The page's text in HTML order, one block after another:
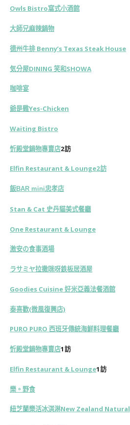
Owls Bistro窩式小酒館
大師兄麻辣鍋物
德州牛排 Benny’s Texas Steak House
気分屋DINING 笑和SHOWA
咖啡宴
爺是雞Yes-Chicken
Waiting Bistro
忻殿堂鍋物專賣店2訪
Elfin Restaurant & Lounge2訪
飯BAR mini忠孝店
Stan & Cat 史丹貓美式餐廳
One Restaurant & Lounge
激安の食事酒場
ラサミヤ拉撒咪呀鉄板居酒屋
Goodies Cuisine 好米亞義法餐酒館
泰喜歡(微風復興店)
PURO PURO 西班牙傳統海鮮料理餐廳
忻殿堂鍋物專賣店1訪
Elfin Restaurant & Lounge1訪
樂。野食
紐芝蘭樂活冰淇淋New Zealand Natural